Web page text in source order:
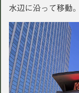
水辺に沿って移動。